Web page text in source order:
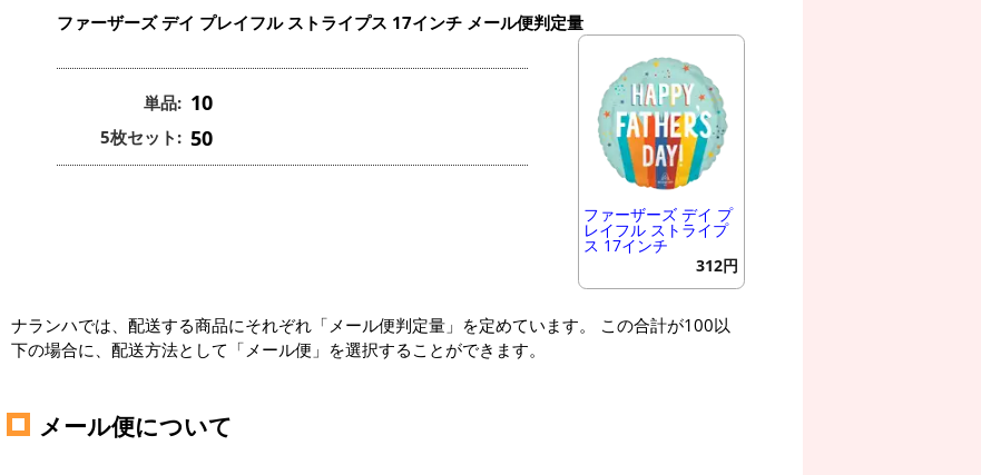
ファーザーズ デイ プレイフル ストライプス 17インチ メール便判定量
単品: 10
5枚セット: 50
ファーザーズ デイ プ
レイフル ストライプ
ス 17インチ
312円
ナランハでは、配送する商品にそれぞれ「メール便判定量」を定めています。 この合計が100以
下の場合に、配送方法として「メール便」を選択することができます。
メール便について